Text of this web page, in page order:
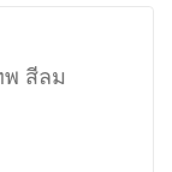
พ สีลม